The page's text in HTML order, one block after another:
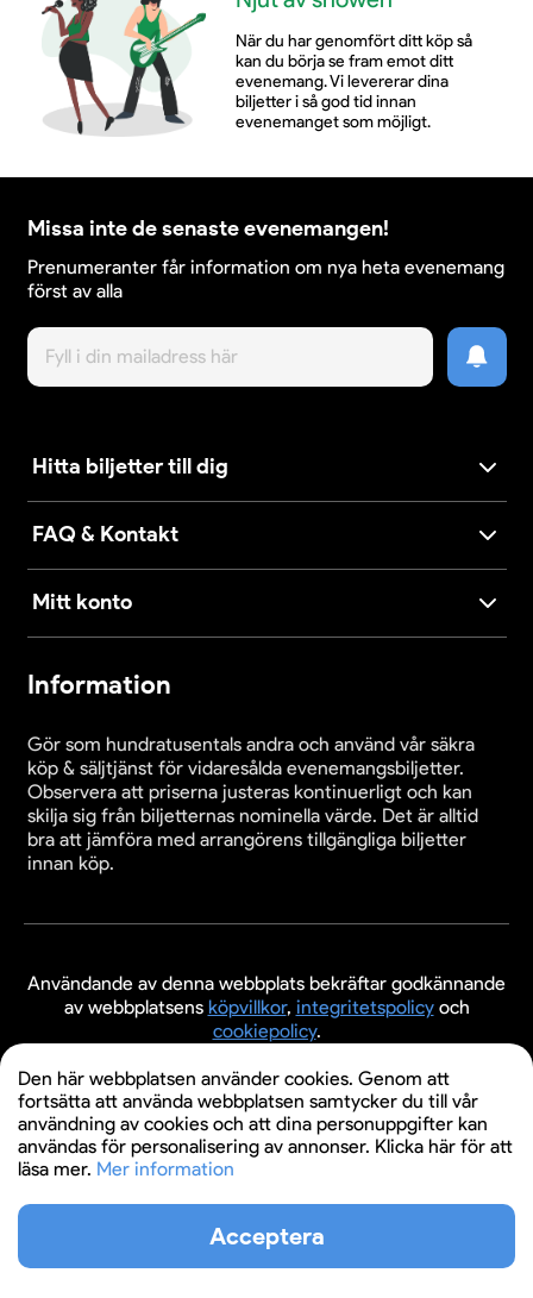
När du har genomfört ditt köp så
kan du börja se fram emot ditt
evenemang. Vi levererar dina
biljetter i så god tid innan
evenemanget som möjligt.
Missa inte de senaste evenemangen!
Prenumeranter får information om nya heta evenemang
först av alla
Hitta biljetter till dig
FAQ & Kontakt
Mitt konto
Information
Gör som hundratusentals andra och använd vår säkra
köp & säljtjänst för vidaresålda evenemangsbiljetter.
Observera att priserna justeras kontinuerligt och kan
skilja sig från biljetternas nominella värde. Det är alltid
bra att jämföra med arrangörens tillgängliga biljetter
innan köp.
Användande av denna webbplats bekräftar godkännande
av webbplatsens köpvillkor, integritetspolicyoch
cookiepolicy.
© 2026 Evenemangsbiljetter.se
Den här webbplatsen använder cookies. Genom att
fortsätta att använda webbplatsen samtycker du till vår
användning av cookies och att dina personuppgifter kan
användas för personalisering av annonser. Klicka här för att
läsa mer. Mer information
Acceptera